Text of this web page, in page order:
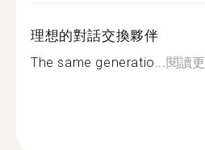
理想的對話交換夥伴
The same generatio... 閱讀